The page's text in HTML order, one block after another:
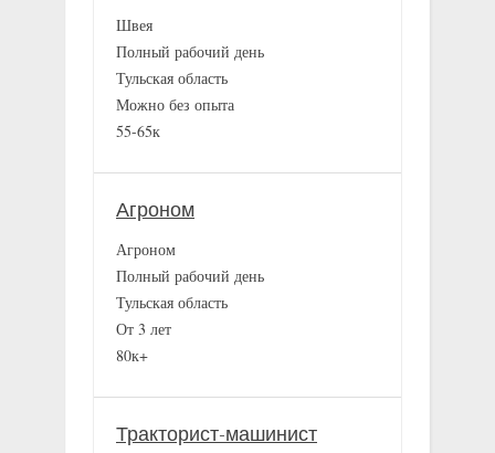
Швея
Полный рабочий день
Тульская область
Можно без опыта
55-65к
Агроном
Агроном
Полный рабочий день
Тульская область
От 3 лет
80к+
Тракторист-машинист